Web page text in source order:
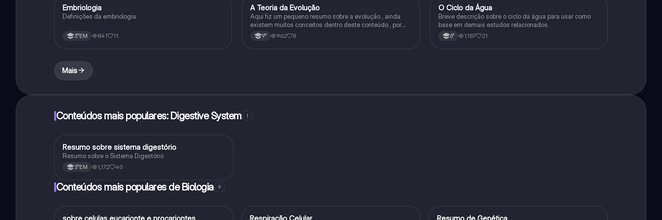
Biologia
Embriologia
Definições da embriologia
3°EM 841 11
Biologia
A Teoria da Evolução
Aqui fiz um pequeno resumo sobre a evolução , ainda
existem muitos conceitos dentro deste conteúdo , por
isso sempre é bom procurar por mais fontes e algumas
questões para se resolver e fixar melhor.
9° 962 8
Química
O Ciclo da Água
Breve descrição sobre o ciclo da água para usar como
base em demais estudos relacionados.
6° 1,187 21
Mais
Conteúdos mais populares: Digestive System 1
Biologia
Resumo sobre sistema digestório
Resumo sobre o Sistema Digestório
3°EM 1,172 40
Conteúdos mais populares de Biologia 9
Biologia Biologia Biologia